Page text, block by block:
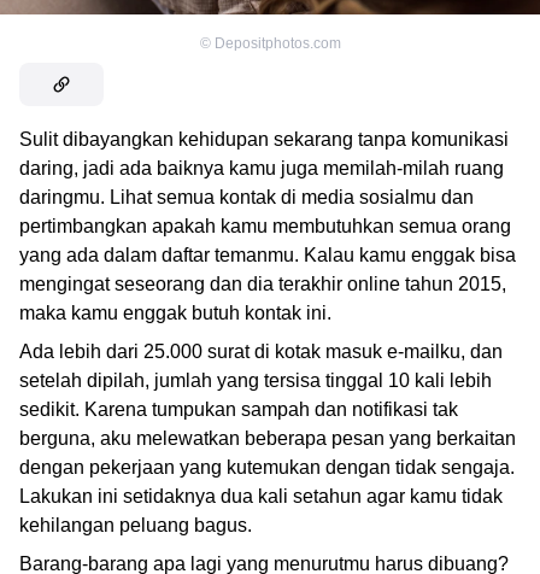
© Depositphotos.com
Sulit dibayangkan kehidupan sekarang tanpa komunikasi
daring, jadi ada baiknya kamu juga memilah-milah ruang
daringmu. Lihat semua kontak di media sosialmu dan
pertimbangkan apakah kamu membutuhkan semua orang
yang ada dalam daftar temanmu. Kalau kamu enggak bisa
mengingat seseorang dan dia terakhir online tahun 2015,
maka kamu enggak butuh kontak ini.
Ada lebih dari 25.000 surat di kotak masuk e-mailku, dan
setelah dipilah, jumlah yang tersisa tinggal 10 kali lebih
sedikit. Karena tumpukan sampah dan notifikasi tak
berguna, aku melewatkan beberapa pesan yang berkaitan
dengan pekerjaan yang kutemukan dengan tidak sengaja.
Lakukan ini setidaknya dua kali setahun agar kamu tidak
kehilangan peluang bagus.
Barang-barang apa lagi yang menurutmu harus dibuang?